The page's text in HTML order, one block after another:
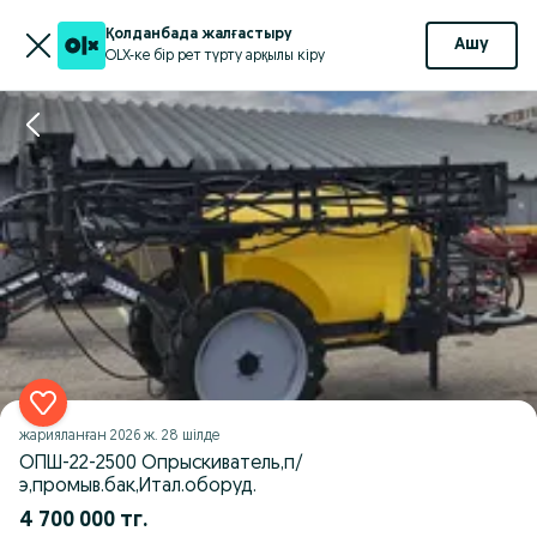
Қолданбада жалғастыру
OLX-ке бір рет түрту арқылы кіру
Ашу
жарияланған 2026 ж. 28 шілде
ОПШ-22-2500 Опрыскиватель,п/
э,промыв.бак,Итал.оборуд.
4 700 000 тг.